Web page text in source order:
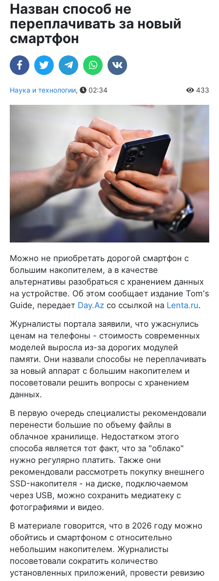
Назван способ не
переплачивать за новый
смартфон
Наука и технологии, 02:34 433
Можно не приобретать дорогой смартфон с
большим накопителем, а в качестве
альтернативы разобраться с хранением данных
на устройстве. Об этом сообщает издание Tom's
Guide, передает Day.Az со ссылкой на Lenta.ru.
Журналисты портала заявили, что ужаснулись
ценам на телефоны - стоимость современных
моделей выросла из-за дорогих модулей
памяти. Они назвали способы не переплачивать
за новый аппарат с большим накопителем и
посоветовали решить вопросы с хранением
данных.
В первую очередь специалисты рекомендовали
перенести большие по объему файлы в
облачное хранилище. Недостатком этого
способа является тот факт, что за "облако"
нужно регулярно платить. Также они
рекомендовали рассмотреть покупку внешнего
SSD-накопителя - на диске, подключаемом
через USB, можно сохранить медиатеку с
фотографиями и видео.
В материале говорится, что в 2026 году можно
обойтись и смартфоном с относительно
небольшим накопителем. Журналисты
посоветовали сократить количество
установленных приложений, провести ревизию